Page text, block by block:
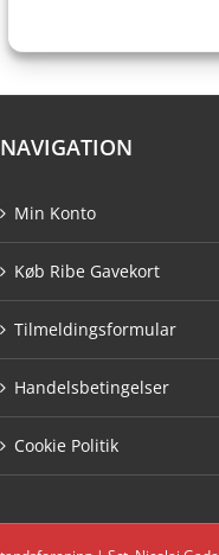
NAVIGATION
Min Konto
Køb Ribe Gavekort
Tilmeldingsformular
Handelsbetingelser
Cookie Politik